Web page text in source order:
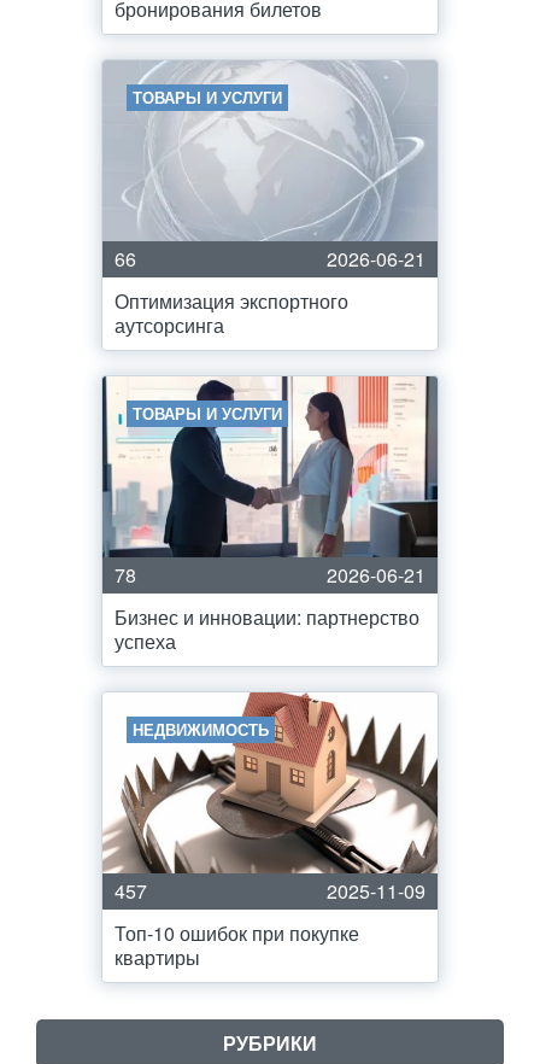
бронирования билетов
ТОВАРЫ И УСЛУГИ
66
2026-06-21
Оптимизация экспортного
аутсорсинга
ТОВАРЫ И УСЛУГИ
78
2026-06-21
Бизнес и инновации: партнерство
успеха
НЕДВИЖИМОСТЬ
457
2025-11-09
Топ-10 ошибок при покупке
квартиры
РУБРИКИ